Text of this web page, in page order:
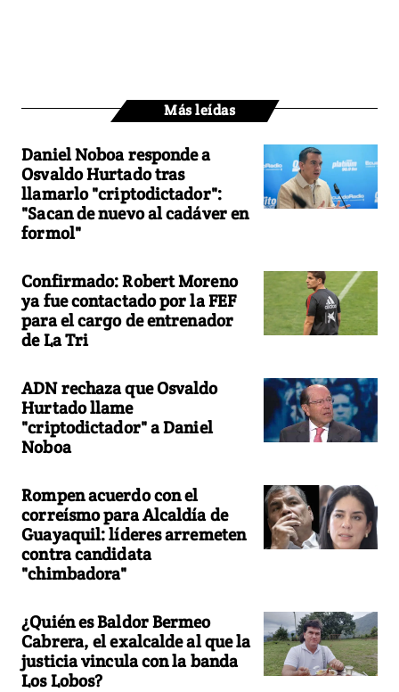
Más leídas
Daniel Noboa responde a
Osvaldo Hurtado tras
llamarlo "criptodictador":
"Sacan de nuevo al cadáver en
formol"
Confirmado: Robert Moreno
ya fue contactado por la FEF
para el cargo de entrenador
de La Tri
ADN rechaza que Osvaldo
Hurtado llame
"criptodictador" a Daniel
Noboa
Rompen acuerdo con el
correísmo para Alcaldía de
Guayaquil: líderes arremeten
contra candidata
"chimbadora"
¿Quién es Baldor Bermeo
Cabrera, el exalcalde al que la
justicia vincula con la banda
Los Lobos?